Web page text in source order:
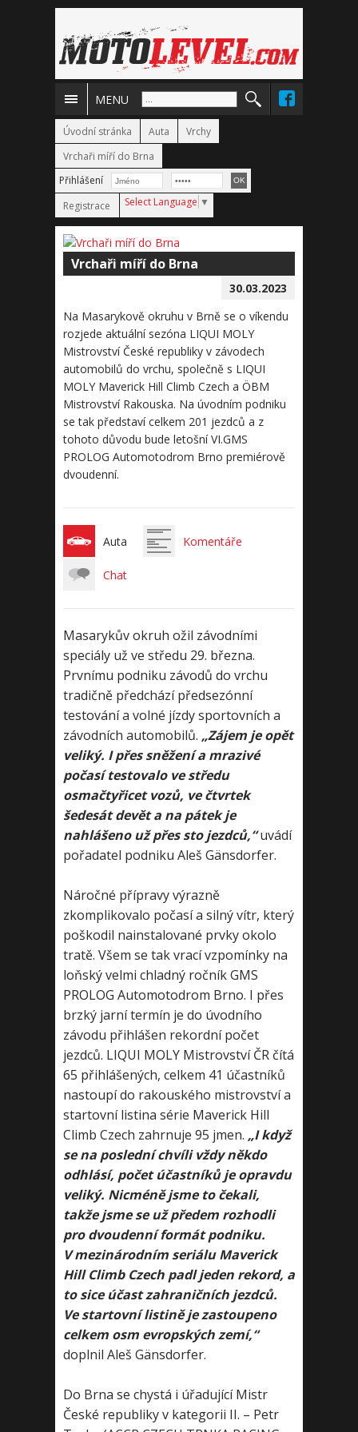
MENU
Úvodní stránka Auta
Vrchy
Vrchaři míří do Brna
Přihlášení
Registrace
Select Language ▼
Vrchaři míří do Brna
30.03.2023
Na Masarykově okruhu v Brně se o víkendu
rozjede aktuální sezóna LIQUI MOLY
Mistrovství České republiky v závodech
automobilů do vrchu, společně s LIQUI
MOLY Maverick Hill Climb Czech a ÖBM
Mistrovství Rakouska. Na úvodním podniku
se tak představí celkem 201 jezdců a z
tohoto důvodu bude letošní VI.GMS
PROLOG Automotodrom Brno premiérově
dvoudenní.
Auta Komentáře
Chat
Masarykův okruh ožil závodními
speciály už ve středu 29. března.
Prvnímu podniku závodů do vrchu
tradičně předchází předsezónní
testování a volné jízdy sportovních a
závodních automobilů. „Zájem je opět
veliký. I přes sněžení a mrazivé
počasí testovalo ve středu
osmačtyřicet vozů, ve čtvrtek
šedesát devět a na pátek je
nahlášeno už přes sto jezdců,“uvádí
pořadatel podniku Aleš Gänsdorfer.
Náročné přípravy výrazně
zkomplikovalo počasí a silný vítr, který
poškodil nainstalované prvky okolo
tratě. Všem se tak vrací vzpomínky na
loňský velmi chladný ročník GMS
PROLOG Automotodrom Brno. I přes
brzký jarní termín je do úvodního
závodu přihlášen rekordní počet
jezdců. LIQUI MOLY Mistrovství ČR čítá
65 přihlášených, celkem 41 účastníků
nastoupí do rakouského mistrovství a
startovní listina série Maverick Hill
Climb Czech zahrnuje 95 jmen. „I když
se na poslední chvíli vždy někdo
odhlásí, počet účastníků je opravdu
veliký. Nicméně jsme to čekali,
takže jsme se už předem rozhodli
pro dvoudenní formát podniku.
V mezinárodním seriálu Maverick
Hill Climb Czech padl jeden rekord, a
to sice účast zahraničních jezdců.
Ve startovní listině je zastoupeno
celkem osm evropských zemí,“
doplnil Aleš Gänsdorfer.
Do Brna se chystá i úřadující Mistr
České republiky v kategorii II. – Petr